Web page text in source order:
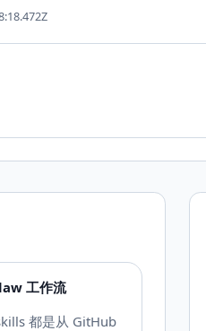
工作流
都是从 GitHub